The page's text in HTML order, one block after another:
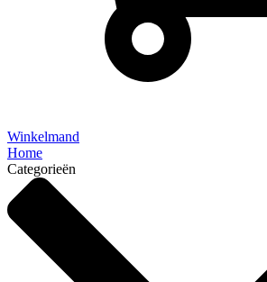
Winkelmand
Home
Categorieën